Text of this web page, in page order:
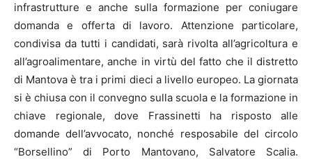
infrastrutture e anche sulla formazione per coniugare
domanda e offerta di lavoro. Attenzione particolare,
condivisa da tutti i candidati, sarà rivolta all’agricoltura e
all’agroalimentare, anche in virtù del fatto che il distretto
di Mantova è tra i primi dieci a livello europeo. La giornata
si è chiusa con il convegno sulla scuola e la formazione in
chiave regionale, dove Frassinetti ha risposto alle
domande dell’avvocato, nonché resposabile del circolo
“Borsellino” di Porto Mantovano, Salvatore Scalia.